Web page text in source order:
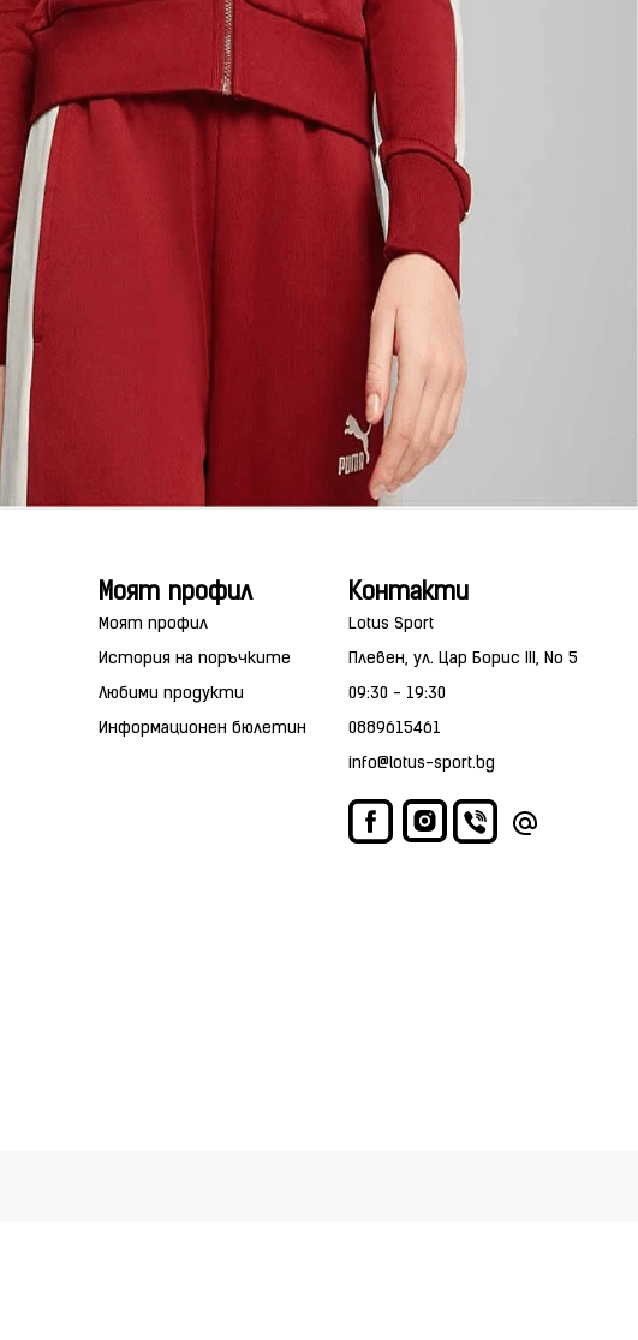
Моят профил
Моят профил
История на поръчките
Любими продукти
Информационен бюлетин
Контакти
Lotus Sport
Плевен, ул. Цар Борис III, No 5
09:30 - 19:30
0889615461
info@lotus-sport.bg